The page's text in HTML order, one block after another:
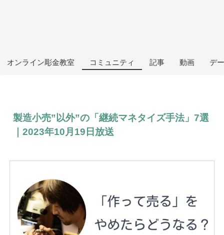
オンライン彫金教室 コミュニティ 記事 動画 デ
製造小売”以外”の「継続マネタイズ手法」7選
｜2023年10月19日放送